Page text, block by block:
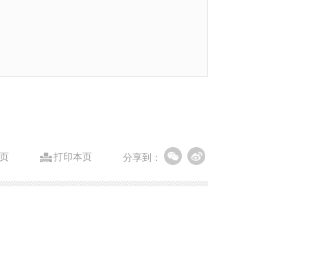
分享到：
打印本页